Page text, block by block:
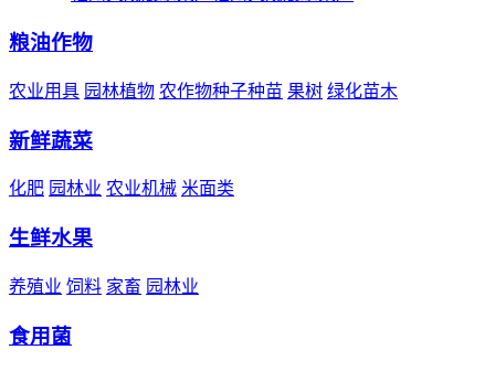
粮油作物
农业用具 园林植物 农作物种子种苗 果树 绿化苗木
新鲜蔬菜
化肥 园林业 农业机械 米面类
生鲜水果
养殖业 饲料 家畜 园林业
食用菌